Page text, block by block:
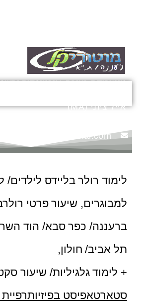
מוטוריקה, יציבה, אורטופדיה
אייל ציוני (MA)
info@motori-kal.com
לימוד רולר בליידס לילדים/
למבוגרים, שיעור פרטי
ברעננה/ כפר סבא/ הוד
תל אביב/ חולון,
+ לימוד גלגיליות/ שיעור
סטארטאפיסט בפיזיותרפיית
ש